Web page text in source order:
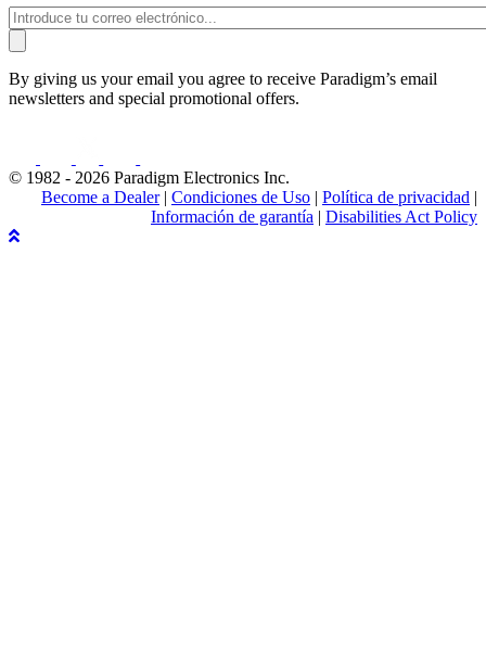
By giving us your email you agree to receive Paradigm’s email
newsletters and special promotional offers.
© 1982 - 2026 Paradigm Electronics Inc.
Become a Dealer| Condiciones de Uso | Política de privacidad |
Información de garantía | Disabilities Act Policy